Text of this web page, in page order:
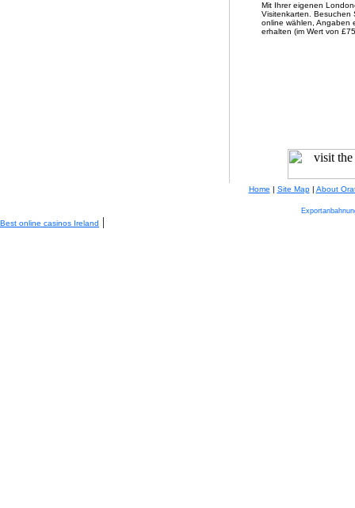
Mit Ihrer eigenen
Visitenkarten. Besuchen
online wählen, Angaben
erhalten (im Wert von
Home | Site Map| About
Best online casinos Ireland |